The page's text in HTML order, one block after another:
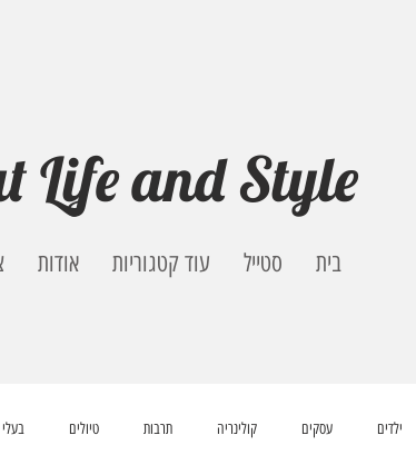
Life and Style
בית סטייל עוד קטגוריות אודות
ילדים עסקים קולינריה תרבות טיולים